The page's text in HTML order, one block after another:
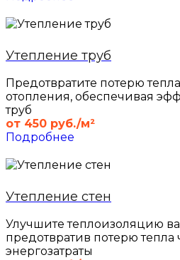
Утепление труб
Предотвратите потерю
отопления, обеспечивая
труб
от 450 руб./м²
Подробнее
Утепление стен
Улучшите теплоизоляцию
предотвратив потерю тепла
энергозатраты